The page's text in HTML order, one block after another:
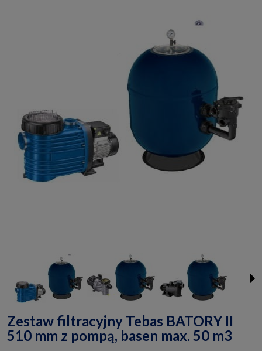
Zestaw filtracyjny Tebas BATORY II
510 mm z pompą, basen max. 50 m3